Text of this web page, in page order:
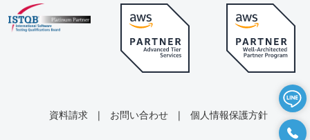
資料請求 | お問い合わせ | 個人情報保護方針